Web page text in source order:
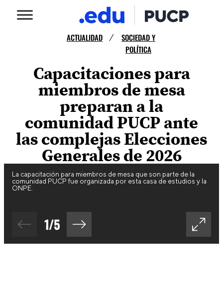
ACTUALIDAD /
SOCIEDAD Y
POLÍTICA
Capacitaciones para
miembros de mesa
preparan a la
comunidad PUCP ante
las complejas Elecciones
Generales de 2026
La capacitación para miembros de mesa que son parte de la
comunidad PUCP fue organizada por esta casa de estudios y la
ONPE.
1/5